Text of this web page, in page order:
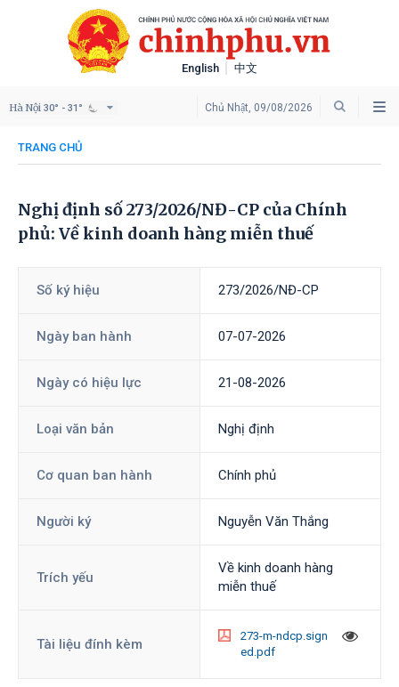
English 中文
Chủ Nhật, 09/08/2026
Hà Nội 30° - 31°
TRANG CHỦ
Nghị định số 273/2026/NĐ-CP của Chính
phủ: Về kinh doanh hàng miễn thuế
Số ký hiệu 273/2026/NĐ-CP
Ngày ban hành 07-07-2026
Ngày có hiệu lực 21-08-2026
Loại văn bản Nghị định
Cơ quan ban hành Chính phủ
Người ký Nguyễn Văn Thắng
Trích yếu
Về kinh doanh hàng
miễn thuế
Tài liệu đính kèm
273-m-ndcp.sign
ed.pdf